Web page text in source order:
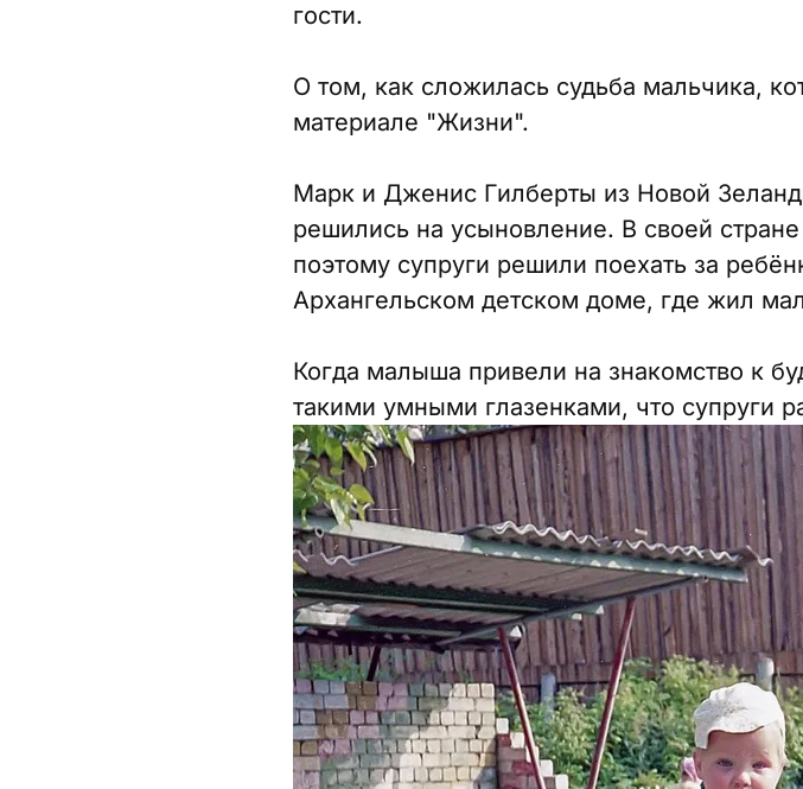
гости.
О том, как сложилась судьба мальчика,
материале "Жизни".
Марк и Дженис Гилберты из Новой
решились на усыновление. В своей
поэтому супруги решили поехать за
Архангельском детском доме, где жил
Когда малыша привели на знакомство к
такими умными глазенками, что супруги